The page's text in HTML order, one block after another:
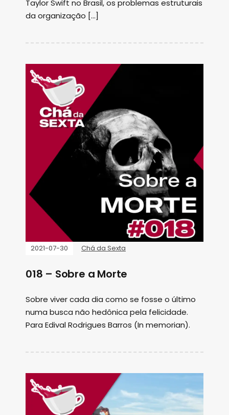
Taylor Swift no Brasil, os problemas estruturais
da organização […]
2021-07-30 Chá da Sexta
018 – Sobre a Morte
Sobre viver cada dia como se fosse o último
numa busca não hedônica pela felicidade.
Para Edival Rodrigues Barros (In memorian).